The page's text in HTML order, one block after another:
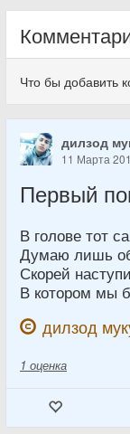
Что бы добавить
дилзод
11 Марта
Первый
В голове тот
Думаю лишь
Скорей
В котором мы
дилзод
1 оценка